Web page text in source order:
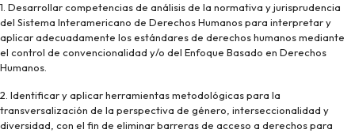
1. Desarrollar competencias de análisis de la normativa y jurisprudencia
del Sistema Interamericano de Derechos Humanos para interpretar y
aplicar adecuadamente los estándares de derechos humanos mediante
el control de convencionalidad y/o del Enfoque Basado en Derechos
Humanos.
2. Identificar y aplicar herramientas metodológicas para la
transversalización de la perspectiva de género, interseccionalidad y
diversidad, con el fin de eliminar barreras de acceso a derechos para